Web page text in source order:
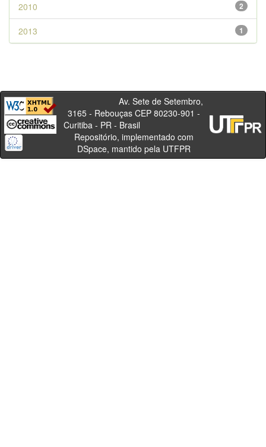
2
2010
1
2013
Av. Sete de Setembro,
3165 - Rebouças CEP 80230-901 -
Curitiba - PR - Brasil
Repositório, implementado com
DSpace, mantido pela UTFPR